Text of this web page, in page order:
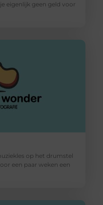
eigenlijk geen geld voor
op het drumstel
een paar weken een